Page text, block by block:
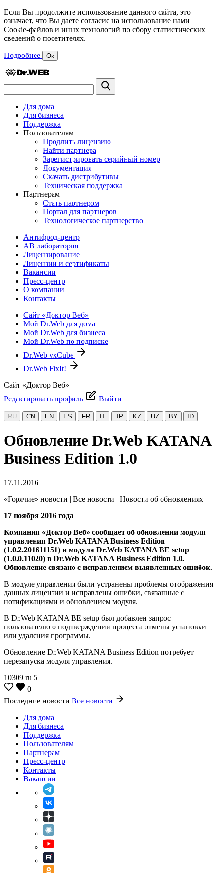
Если Вы продолжите использование данного сайта, это
означает, что Вы даете согласие на использование нами
Cookie-файлов и иных технологий по сбору статистических
сведений о посетителях.
Подробнее Ок
Для дома
Для бизнеса
Поддержка
Пользователям
Продлить лицензию
Найти партнера
Зарегистрировать серийный номер
Документация
Скачать дистрибутивы
Техническая поддержка
Партнерам
Стать партнером
Портал для партнеров
Технологическое партнерство
Антифрод-центр
АВ-лаборатория
Лицензирование
Лицензии и сертификаты
Вакансии
Пресс-центр
О компании
Контакты
Сайт «Доктор Веб»
Мой Dr.Web для дома
Мой Dr.Web для бизнеса
Мой Dr.Web по подписке
Dr.Web vxCube
Dr.Web FixIt!
Сайт «Доктор Веб»
Редактировать профиль
Выйти
RU CN EN ES FR IT JP KZ UZ BY ID
Обновление Dr.Web KATANA
Business Edition 1.0
17.11.2016
«Горячие» новости | Все новости | Новости об обновлениях
17 ноября 2016 года
Компания «Доктор Веб» сообщает об обновлении модуля
управления Dr.Web KATANA Business Edition
(1.0.2.201611151) и модуля Dr.Web KATANA BE setup
(1.0.0.11020) в Dr.Web KATANA Business Edition 1.0.
Обновление связано с исправлением выявленных ошибок.
В модуле управления были устранены проблемы отображения
данных лицензии и исправлены ошибки, связанные с
нотификациями и обновлением модуля.
В Dr.Web KATANA BE setup был добавлен запрос
пользователю о подтверждении процесса отмены установки
или удаления программы.
Обновление Dr.Web KATANA Business Edition потребует
перезапуска модуля управления.
10309 ru 5
0
Последние новости Все новости
Для дома
Для бизнеса
Поддержка
Пользователям
Партнерам
Пресс-центр
Контакты
Вакансии